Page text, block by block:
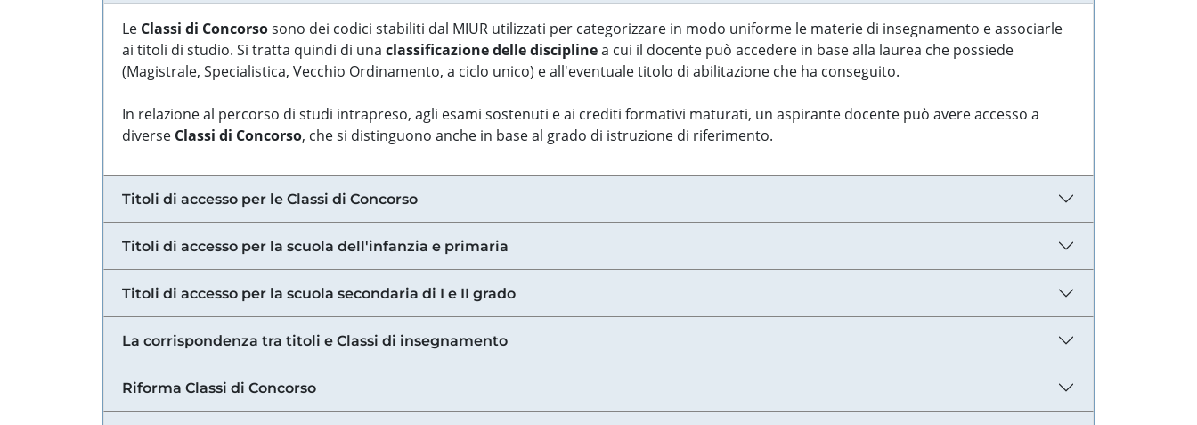
Le Classi di Concorsosono dei codici stabiliti dal MIUR utilizzati per categorizzare in modo uniforme le materie di insegnamento e associarle
ai titoli di studio. Si tratta quindi di una classificazione delle disciplinea cui il docente può accedere in base alla laurea che possiede
(Magistrale, Specialistica, Vecchio Ordinamento, a ciclo unico) e all'eventuale titolo di abilitazione che ha conseguito.
In relazione al percorso di studi intrapreso, agli esami sostenuti e ai crediti formativi maturati, un aspirante docente può avere accesso a
diverse Classi di Concorso, che si distinguono anche in base al grado di istruzione di riferimento.
Titoli di accesso per le Classi di Concorso
Titoli di accesso per la scuola dell'infanzia e primaria
Titoli di accesso per la scuola secondaria di I e II grado
La corrispondenza tra titoli e Classi di insegnamento
Riforma Classi di Concorso